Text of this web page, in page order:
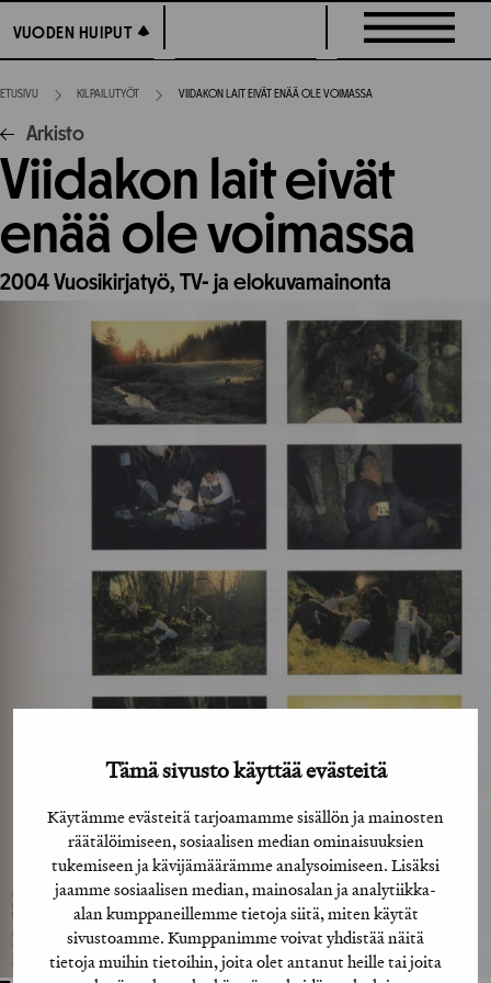
Tämä sivusto käyttää evästeitä
Käytämme evästeitä tarjoamamme sisällön ja mainosten
räätälöimiseen, sosiaalisen median ominaisuuksien
tukemiseen ja kävijämäärämme analysoimiseen. Lisäksi
jaamme sosiaalisen median, mainosalan ja analytiikka-
alan kumppaneillemme tietoja siitä, miten käytät
sivustoamme. Kumppanimme voivat yhdistää näitä
tietoja muihin tietoihin, joita olet antanut heille tai joita
suoraan
sisältöön
VUODEN HUIPUT
VUODEN HUIPUT
ETUSIVU KILPAILUTYÖT VIIDAKON LAIT EIVÄT ENÄÄ OLE VOIMASSA
Arkisto
Viidakon lait eivät
enää ole voimassa
2004Vuosikirjatyö, TV- ja elokuvamainonta